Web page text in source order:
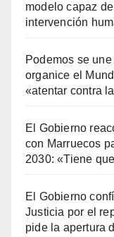
modelo capaz
intervención
Podemos se
organice el
«atentar contra
El Gobierno
con Marruecos
2030: «Tiene
El Gobierno
Justicia por el
pide la apertura